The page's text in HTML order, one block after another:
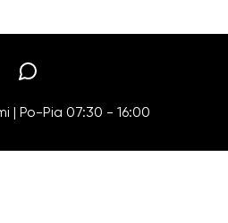
| Po-Pia 07:30 - 16:00